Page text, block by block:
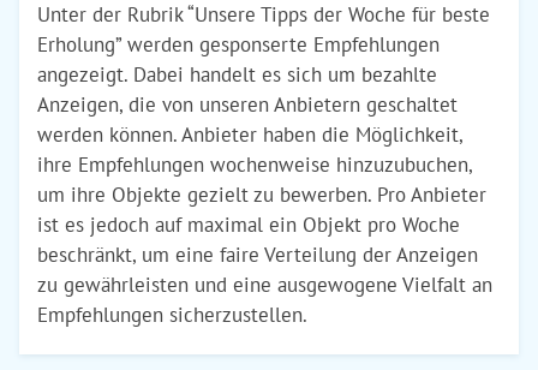
Unter der Rubrik “Unsere Tipps der Woche für beste
Erholung” werden gesponserte Empfehlungen
angezeigt. Dabei handelt es sich um bezahlte
Anzeigen, die von unseren Anbietern geschaltet
werden können. Anbieter haben die Möglichkeit,
ihre Empfehlungen wochenweise hinzuzubuchen,
um ihre Objekte gezielt zu bewerben. Pro Anbieter
ist es jedoch auf maximal ein Objekt pro Woche
beschränkt, um eine faire Verteilung der Anzeigen
zu gewährleisten und eine ausgewogene Vielfalt an
Empfehlungen sicherzustellen.